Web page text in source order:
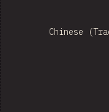
Chinese